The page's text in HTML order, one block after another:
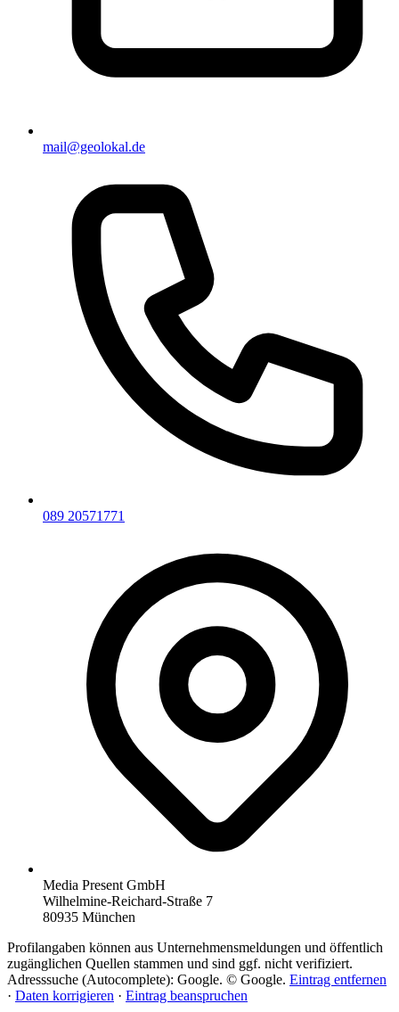
mail@geolokal.de
089 20571771
Media Present GmbH
Wilhelmine-Reichard-Straße 7
80935 München
Profilangaben können aus Unternehmensmeldungen und öffentlich
zugänglichen Quellen stammen und sind ggf. nicht verifiziert.
Adresssuche (Autocomplete): Google. © Google. Eintrag entfernen
· Daten korrigieren · Eintrag beanspruchen